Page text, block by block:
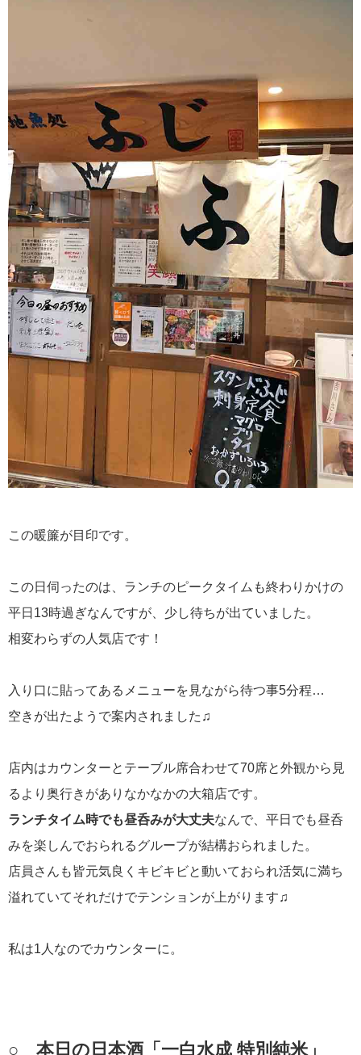
この暖簾が目印です。
この日伺ったのは、ランチのピークタイムも終わりかけの
平日13時過ぎなんですが、少し待ちが出ていました。
相変わらずの人気店です！
入り口に貼ってあるメニューを見ながら待つ事5分程…
空きが出たようで案内されました♫
店内はカウンターとテーブル席合わせて70席と外観から見
るより奥行きがありなかなかの大箱店です。
ランチタイム時でも昼呑みが大丈夫なんで、平日でも昼呑
みを楽しんでおられるグループが結構おられました。
店員さんも皆元気良くキビキビと動いておられ活気に満ち
溢れていてそれだけでテンションが上がります♫
私は1人なのでカウンターに。
○ 本日の日本酒「一白水成 特別純米」